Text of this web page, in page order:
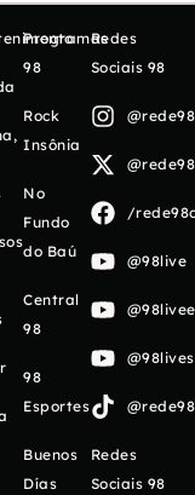
Programas
98
Rock
Insônia
No
Fundo
do Baú
Central
98
98
Esportes
Buenos
Días
Redes
Sociais 98
/
@98live
Redes
Sociais 98